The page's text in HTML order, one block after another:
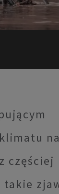
na
częściej
takie